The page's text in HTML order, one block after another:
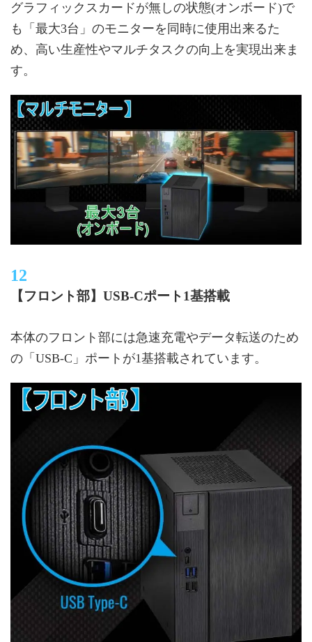
グラフィックスカードが無しの状態(オンボード)で
も「最大3台」のモニターを同時に使用出来るた
め、高い生産性やマルチタスクの向上を実現出来ま
す。
【フロント部】USB-Cポート1基搭載
本体のフロント部には急速充電やデータ転送のため
の「USB-C」ポートが1基搭載されています。